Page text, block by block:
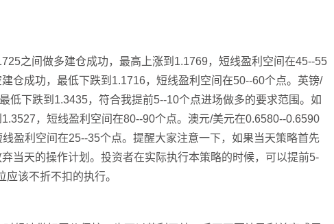
之间做多建仓成功，最高上涨到1.1769，短线盈利空间在45--55
仓成功，最低下跌到1.1716，短线盈利空间在50--60个点。英镑/
低下跌到1.3435，符合我提前5--10个点进场做多的要求范围。如
，短线盈利空间在80--90个点。澳元/美元在0.6580--0.6590
盈利空间在25--35个点。提醒大家注意一下，如果当天策略首先
当天的操作计划。投资者在实际执行本策略的时候，可以提前5-
该不折不扣的执行。